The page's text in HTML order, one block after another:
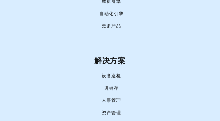
数据引擎
自动化引擎
更多产品
解决方案
设备巡检
进销存
人事管理
资产管理